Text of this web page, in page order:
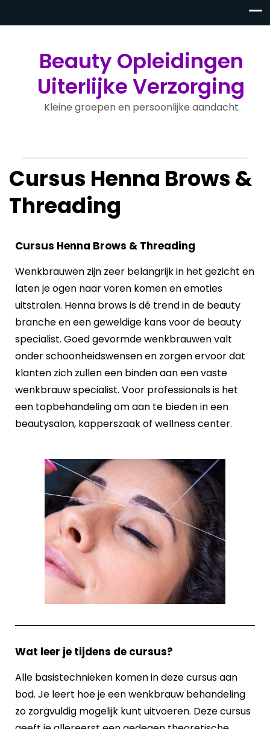
Beauty Opleidingen
Uiterlijke Verzorging
Kleine groepen en persoonlijke aandacht
Cursus Henna Brows &
Threading
Cursus Henna Brows & Threading
Wenkbrauwen zijn zeer belangrijk in het gezicht en
laten je ogen naar voren komen en emoties
uitstralen. Henna brows is dé trend in de beauty
branche en een geweldige kans voor de beauty
specialist. Goed gevormde wenkbrauwen valt
onder schoonheidswensen en zorgen ervoor dat
klanten zich zullen een binden aan een vaste
wenkbrauw specialist. Voor professionals is het
een topbehandeling om aan te bieden in een
beautysalon, kapperszaak of wellness center.
Wat leer je tijdens de cursus?
Alle basistechnieken komen in deze cursus aan
bod. Je leert hoe je een wenkbrauw behandeling
zo zorgvuldig mogelijk kunt uitvoeren. Deze cursus